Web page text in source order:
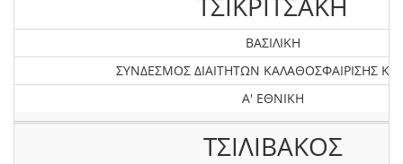
ΒΑΣΙΛΙΚΗ
ΣΥΝΔΕΣΜΟΣ ΔΙΑΙΤΗΤΩΝ ΚΑΛΑΘΟΣΦΑΙΡΙΣΗΣ
Α' ΕΘΝΙΚΗ
ΤΣΙΛΙΒΑΚΟΣ